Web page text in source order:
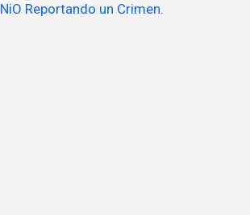
NiO Reportando un Crimen.